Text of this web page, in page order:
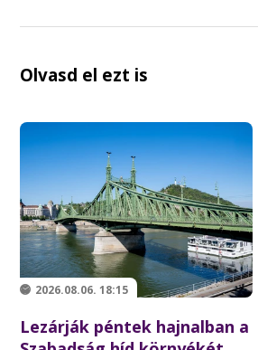
Olvasd el ezt is
2026.08.06. 18:15
Lezárják péntek hajnalban a